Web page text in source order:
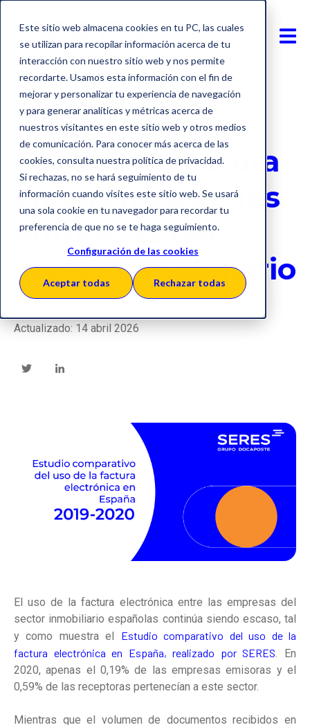
Este sitio web almacena cookies en tu PC, las cuales
se utilizan para recopilar información acerca de tu
interacción con nuestro sitio web y nos permite
recordarte. Usamos esta información con el fin de
mejorar y personalizar tu experiencia de navegación
y para generar analíticas y métricas acerca de
nuestros visitantes en este sitio web y otros medios
de comunicación. Para conocer más acerca de las
cookies, consulta nuestra política de privacidad.
Si rechazas, no se hará seguimiento de tu
información cuando visites este sitio web. Se usará
una sola cookie en tu navegador para recordar tu
preferencia de que no se te haga seguimiento.
Configuración de las cookies
Aceptar todas Rechazar todas
Factura electrónica
Conoce la factura
electrónica en las
empresas del
sector inmobiliario
Actualizado: 14 abril 2026
El uso de la factura electrónica entre las empresas del
sector inmobiliario españolas continúa siendo escaso, tal
y como muestra el Estudio comparativo del uso de la
factura electrónica en España, realizado por SERES. En
2020, apenas el 0,19% de las empresas emisoras y el
0,59% de las receptoras pertenecían a este sector.
Mientras que el volumen de documentos recibidos en